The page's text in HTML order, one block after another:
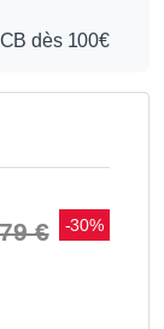
dès 100€
€ -30%